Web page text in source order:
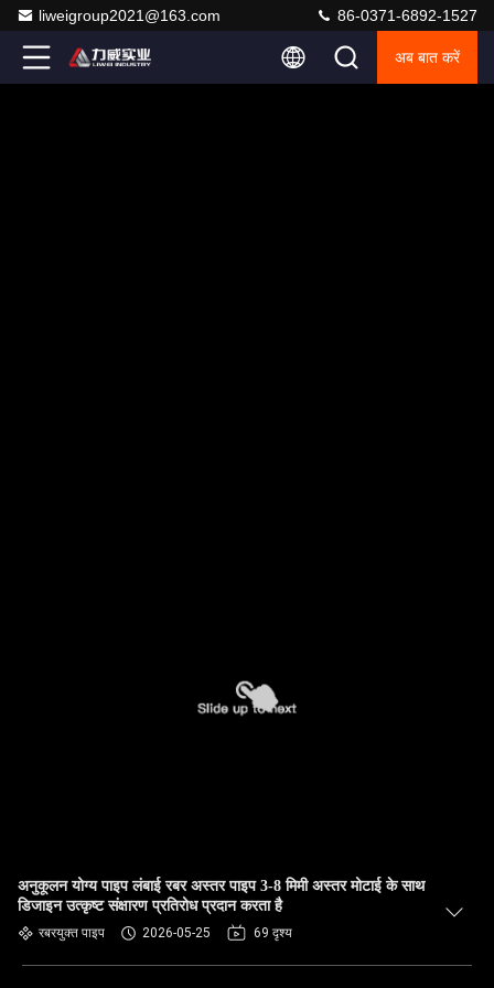
liweigroup2021@163.com 86-0371-6892-1527
अब बात करें
अनुकूलन योग्य पाइप लंबाई रबर अस्तर पाइप 3-8 मिमी अस्तर मोटाई के साथ
डिजाइन उत्कृष्ट संक्षारण प्रतिरोध प्रदान करता है
रबरयुक्त पाइप 2026-05-25 69 दृश्य